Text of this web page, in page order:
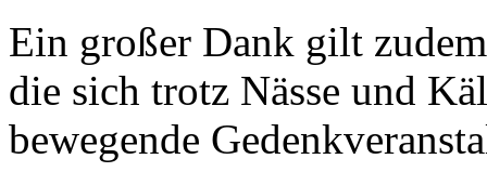
Ein großer Dank gilt
die sich trotz Nässe und
bewegende